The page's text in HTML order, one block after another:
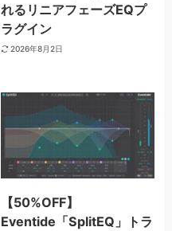
れるリニアフェーズEQプ
ラグイン
2026年8月2日
【50%OFF】
Eventide「SplitEQ」トラ